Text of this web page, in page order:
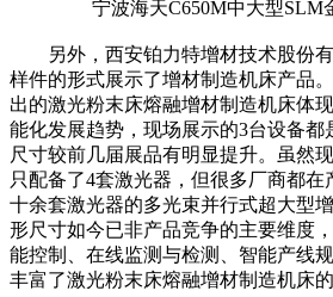
宁波海天C650M中大型SLM
另外，西安铂力特增材技术股份有
样件的形式展示了增材制造机床产品
出的激光粉末床熔融增材制造机床体
能化发展趋势，现场展示的3台设备都
尺寸较前几届展品有明显提升。虽然
只配备了4套激光器，但很多厂商都
十余套激光器的多光束并行式超大型
形尺寸如今已非产品竞争的主要维度
能控制、在线监测与检测、智能产线
丰富了激光粉末床熔融增材制造机床的